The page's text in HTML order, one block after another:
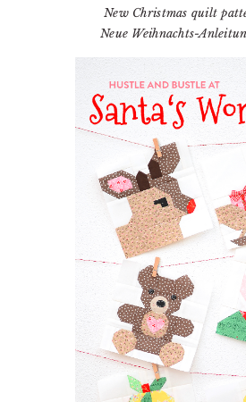
New Christmas quilt
Neue Weihnachts-